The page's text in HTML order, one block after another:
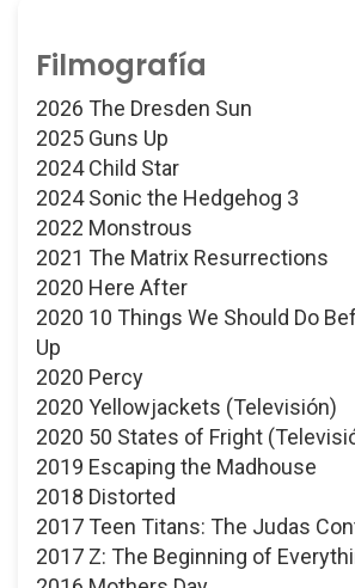
Filmografía
2026 The Dresden Sun
2025 Guns Up
2024 Child Star
2024 Sonic the Hedgehog 3
2022 Monstrous
2021 The Matrix Resurrections
2020 Here After
2020 10 Things We Should Do
Up
2020 Percy
2020 Yellowjackets (Televisión)
2020 50 States of Fright
2019 Escaping the Madhouse
2018 Distorted
2017 Teen Titans: The Judas
2017 Z: The Beginning of